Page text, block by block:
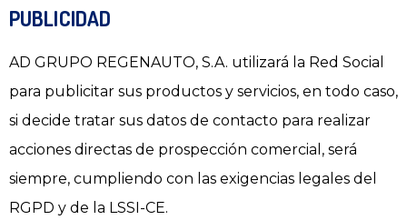
PUBLICIDAD
AD GRUPO REGENAUTO, S.A. utilizará la Red Social
para publicitar sus productos y servicios, en todo caso,
si decide tratar sus datos de contacto para realizar
acciones directas de prospección comercial, será
siempre, cumpliendo con las exigencias legales del
RGPD y de la LSSI-CE.